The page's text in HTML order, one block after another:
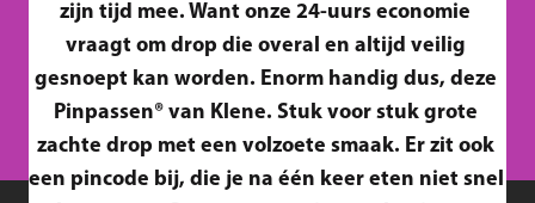
zijn tijd mee. Want onze 24-uurs economie
vraagt om drop die overal en altijd veilig
gesnoept kan worden. Enorm handig dus, deze
Pinpassen® van Klene. Stuk voor stuk grote
zachte drop met een volzoete smaak. Er zit ook
een pincode bij, die je na één keer eten niet snel